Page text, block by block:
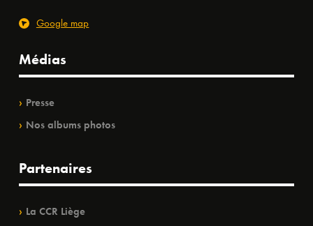
Google map
Médias
Presse
Nos albums photos
Partenaires
La CCR Liège